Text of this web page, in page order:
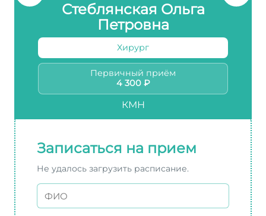
Стеблянская Ольга
Петровна
Хирург
Первичный приём
4 300 ₽
КМН
Записаться на прием
Не удалось загрузить расписание.